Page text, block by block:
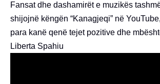
Fansat dhe dashamirët e muzikës
shijojnë këngën “Kanagjeqi” në
para kanë qenë tejet pozitive dhe
Liberta Spahiu